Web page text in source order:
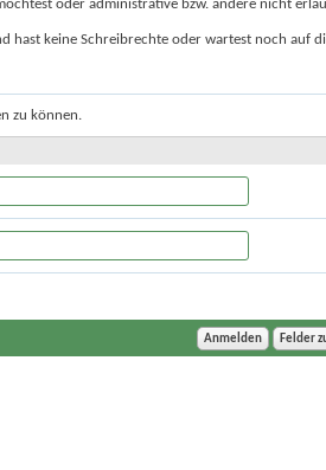
oder administrative bzw. andere nicht
hast keine Schreibrechte oder wartest noch auf
zu können.